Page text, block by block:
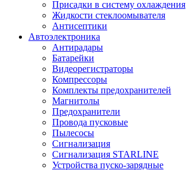
Присадки в систему охлаждения
Жидкости стеклоомывателя
Антисептики
Автоэлектроника
Антирадары
Батарейки
Видеорегистраторы
Компрессоры
Комплекты предохранителей
Магнитолы
Предохранители
Провода пусковые
Пылесосы
Сигнализация
Сигнализация STARLINE
Устройства пуско-зарядные